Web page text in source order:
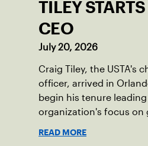
TILEY
CEO
July 20, 2026
Craig Tiley, the USTA's
officer, arrived in
begin his tenure
organization's focus on
READ MORE